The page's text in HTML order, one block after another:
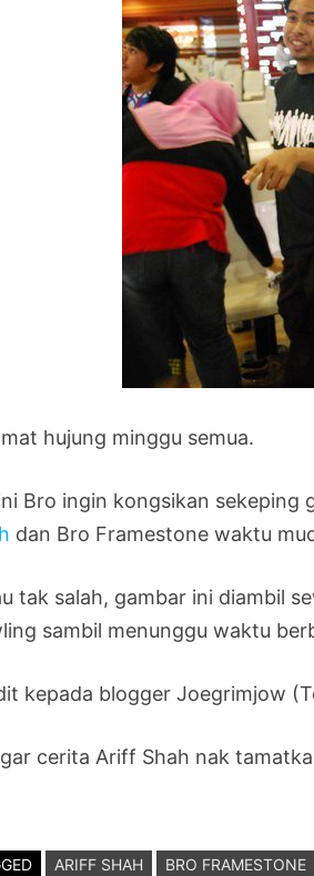
hujung minggu semua.
Bro ingin kongsikan sekeping
dan Bro Framestone waktu
tak salah, gambar ini diambil
sambil menunggu waktu
kepada blogger Joegrimjow
cerita Ariff Shah nak
ARIFF SHAH BRO FRAMESTONE